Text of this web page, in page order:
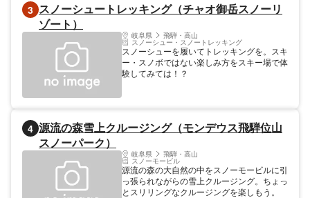
3 スノーシュートレッキング（チャオ御岳スノーリ
ゾート）
岐阜県 飛騨・高山
スノーシュー・スノートレッキング
スノーシューを履いてトレッキングを。スキ
ー・スノボではない楽しみ方をスキー場で体
験してみては！？
4 源流の森雪上クルージング（モンデウス飛騨位山
スノーパーク）
岐阜県 飛騨・高山
スノーモービル
源流の森の大自然の中をスノーモービルに引
っ張られながらの雪上クルージング。ちょっ
とスリリングなクルージングを楽しもう。